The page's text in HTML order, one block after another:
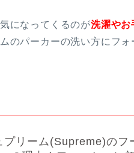
になってくるのが洗濯やお
のパーカーの洗い方にフォ
プリーム(Supreme)のフ